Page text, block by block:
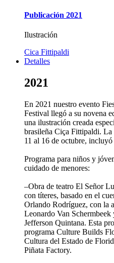
Publicación 2021
Ilustración
Cica Fittipaldi
Detalles
2021
En 2021 nuestro evento
Festival llegó a su novena
una ilustración creada
brasileña Ciça Fittipaldi. La
11 al 16 de octubre,
Programa para niños y
cuidado de menores:
–Obra de teatro El Señor
con títeres, basado en el
Orlando Rodríguez, con la
Leonardo Van
Jefferson Quintana. Esta
programa Culture Builds
Cultura del Estado de
Piñata Factory.